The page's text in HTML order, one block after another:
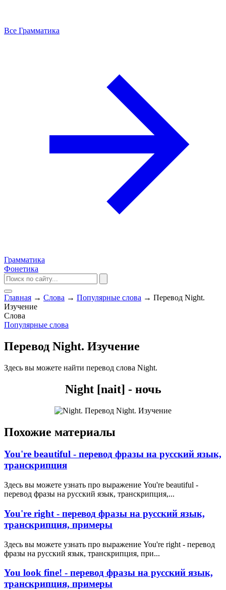
Все Грамматика
Грамматика
Фонетика
Главная → Слова → Популярные слова → Перевод Night.
Изучение
Слова
Популярные слова
Перевод Night. Изучение
Здесь вы можете найти перевод слова Night.
Night [nait] - ночь
Похожие материалы
You're beautiful - перевод фразы на русский язык,
транскрипция
Здесь вы можете узнать про выражение You're beautiful -
перевод фразы на русский язык, транскрипция,...
You're right - перевод фразы на русский язык,
транскрипция, примеры
Здесь вы можете узнать про выражение You're right - перевод
фразы на русский язык, транскрипция, при...
You look fine! - перевод фразы на русский язык,
транскрипция, примеры